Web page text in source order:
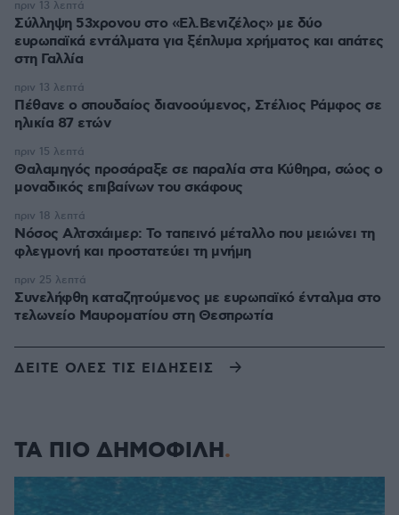
Σύλληψη 53χρονου στο «Ελ.Βενιζέλος» με δύο
ευρωπαϊκά εντάλματα για ξέπλυμα χρήματος και απάτες
στη Γαλλία
πριν 13 λεπτά
Πέθανε ο σπουδαίος διανοούμενος, Στέλιος Ράμφος σε
ηλικία 87 ετών
πριν 13 λεπτά
Θαλαμηγός προσάραξε σε παραλία στα Κύθηρα, σώος ο
μοναδικός επιβαίνων του σκάφους
πριν 15 λεπτά
Νόσος Αλτσχάιμερ: Το ταπεινό μέταλλο που μειώνει τη
φλεγμονή και προστατεύει τη μνήμη
πριν 18 λεπτά
Συνελήφθη καταζητούμενος με ευρωπαϊκό ένταλμα στο
τελωνείο Μαυροματίου στη Θεσπρωτία
πριν 25 λεπτά
ΔΕΙΤΕ ΟΛΕΣ ΤΙΣ ΕΙΔΗΣΕΙΣ
ΤΑ ΠΙΟ ΔΗΜΟΦΙΛΗ